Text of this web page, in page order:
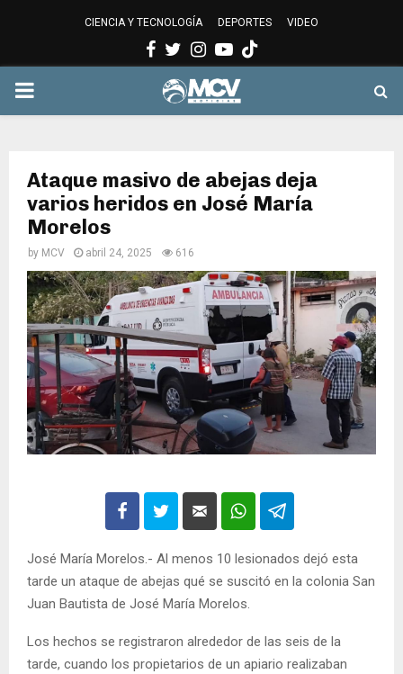
CIENCIA Y TECNOLOGÍA DEPORTES VIDEO
Facebook
Twitter
Instagram
Youtube
PRIMARY
Ataque masivo de abejas deja
varios heridos en José María
Morelos
by MCV abril 24, 2025 616
José María Morelos.- Al menos 10 lesionados dejó esta
tarde un ataque de abejas qué se suscitó en la colonia San
Juan Bautista de José María Morelos.
Los hechos se registraron alrededor de las seis de la
tarde, cuando los propietarios de un apiario realizaban